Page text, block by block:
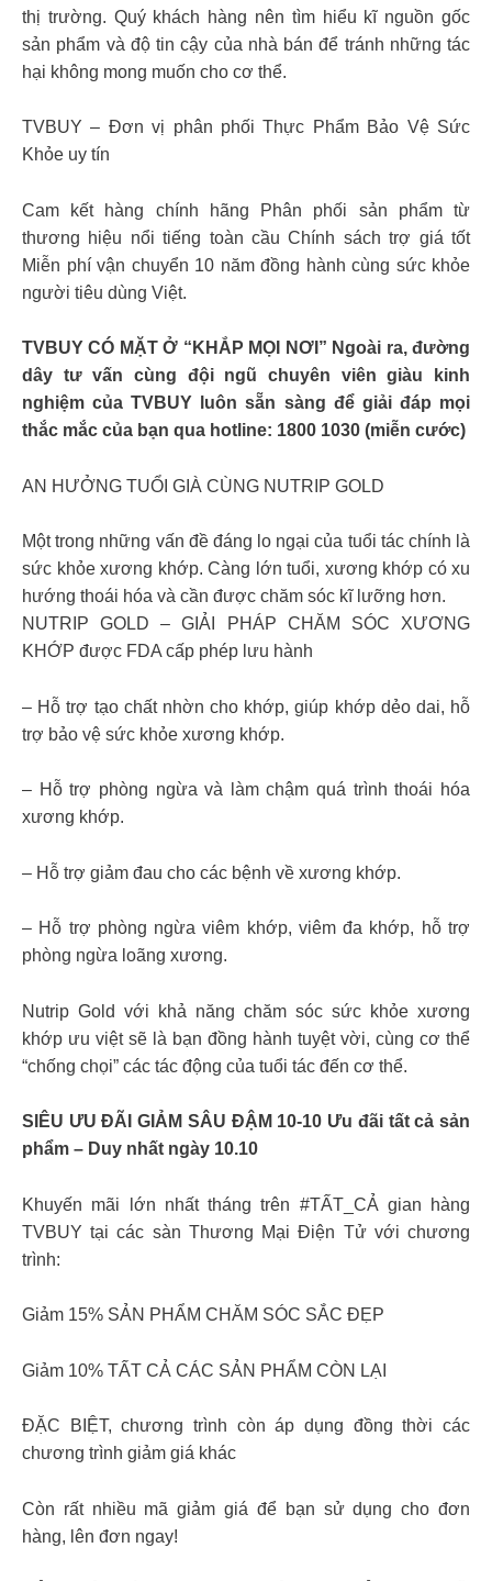
thị trường. Quý khách hàng nên tìm hiểu kĩ nguồn gốc
sản phẩm và độ tin cậy của nhà bán để tránh những tác
hại không mong muốn cho cơ thể.
TVBUY – Đơn vị phân phối Thực Phẩm Bảo Vệ Sức
Khỏe uy tín
Cam kết hàng chính hãng Phân phối sản phẩm từ
thương hiệu nổi tiếng toàn cầu Chính sách trợ giá tốt
Miễn phí vận chuyển 10 năm đồng hành cùng sức khỏe
người tiêu dùng Việt.
TVBUY CÓ MẶT Ở “KHẮP MỌI NƠI” Ngoài ra, đường
dây tư vấn cùng đội ngũ chuyên viên giàu kinh
nghiệm của TVBUY luôn sẵn sàng để giải đáp mọi
thắc mắc của bạn qua hotline: 1800 1030 (miễn cước)
AN HƯỞNG TUỔI GIÀ CÙNG NUTRIP GOLD
Một trong những vấn đề đáng lo ngại của tuổi tác chính là
sức khỏe xương khớp. Càng lớn tuổi, xương khớp có xu
hướng thoái hóa và cần được chăm sóc kĩ lưỡng hơn.
NUTRIP GOLD – GIẢI PHÁP CHĂM SÓC XƯƠNG
KHỚP được FDA cấp phép lưu hành
– Hỗ trợ tạo chất nhờn cho khớp, giúp khớp dẻo dai, hỗ
trợ bảo vệ sức khỏe xương khớp.
– Hỗ trợ phòng ngừa và làm chậm quá trình thoái hóa
xương khớp.
– Hỗ trợ giảm đau cho các bệnh về xương khớp.
– Hỗ trợ phòng ngừa viêm khớp, viêm đa khớp, hỗ trợ
phòng ngừa loãng xương.
Nutrip Gold với khả năng chăm sóc sức khỏe xương
khớp ưu việt sẽ là bạn đồng hành tuyệt vời, cùng cơ thể
“chống chọi” các tác động của tuổi tác đến cơ thể.
SIÊU ƯU ĐÃI GIẢM SÂU ĐẬM 10-10 Ưu đãi tất cả sản
phẩm – Duy nhất ngày 10.10
Khuyến mãi lớn nhất tháng trên #TẤT_CẢ gian hàng
TVBUY tại các sàn Thương Mại Điện Tử với chương
trình:
Giảm 15% SẢN PHẨM CHĂM SÓC SẮC ĐẸP
Giảm 10% TẤT CẢ CÁC SẢN PHẨM CÒN LẠI
ĐẶC BIỆT, chương trình còn áp dụng đồng thời các
chương trình giảm giá khác
Còn rất nhiều mã giảm giá để bạn sử dụng cho đơn
hàng, lên đơn ngay!